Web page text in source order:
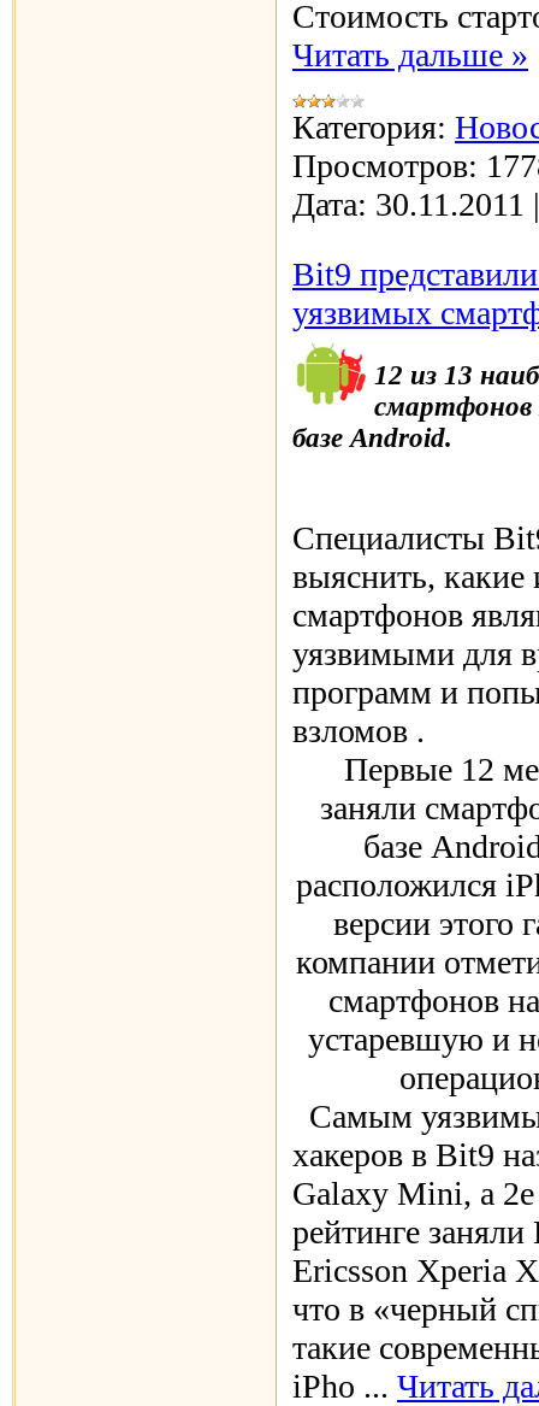
Стоимость
Читать дальше »
Категория:
Просмотров:
Дата: 30.11.2011
Bit9
уязвимых
12 из 13
смартфонов
базе Android.
Специалисты
выяснить, какие
смартфонов
уязвимыми для
программ и
взломов .
Первые 12
заняли
базе
расположился
версии этого
компании
смартфонов
устаревшую и
Самым
хакеров в Bit9
Galaxy Mini, а 2е
рейтинге
Ericsson Xperia
что в «черный
такие
iPho ... Читать